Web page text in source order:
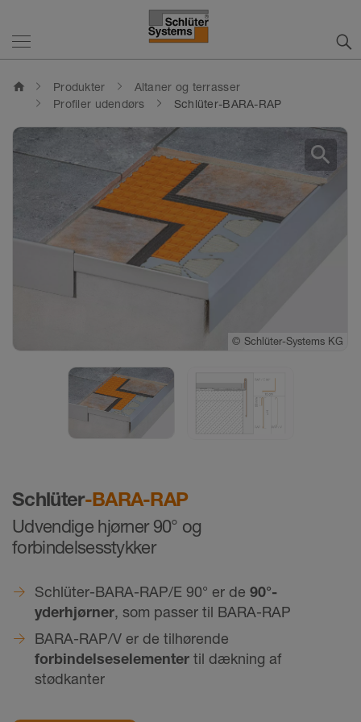
home Produkter
Altaner og terrasser
Profiler udendørs
Schlüter-BARA-RAP
Schlüter-BARA-RAP
Udvendige hjørner 90° og
forbindelsesstykker
Schlüter-BARA-RAP/E 90° er de 90°-
yderhjørner, som passer til BARA-RAP
BARA-RAP/V er de tilhørende
forbindelseselementer til dækning af
stødkanter
© Schlüter-Systems KG
© Schlüter-Systems KG
search